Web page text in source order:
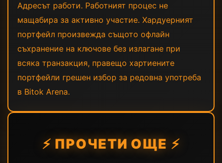
Адресът работи. Работният процес не
мащабира за активно участие. Хардуерният
портфейл произвежда същото офлайн
съхранение на ключове без излагане при
всяка транзакция, правещо хартиените
портфейли грешен избор за редовна употреба
в Bitok Arena.
⚡ ПРОЧЕТИ ОЩЕ ⚡